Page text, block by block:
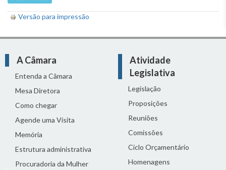
Versão para impressão
A Câmara
Entenda a Câmara
Mesa Diretora
Como chegar
Agende uma Visita
Memória
Estrutura administrativa
Procuradoria da Mulher
Atividade
Legislativa
Legislação
Proposições
Reuniões
Comissões
Ciclo Orçamentário
Homenagens